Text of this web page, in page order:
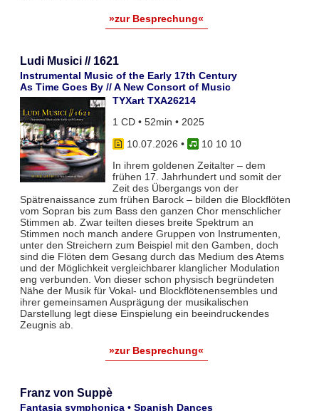
»zur Besprechung«
Ludi Musici // 1621
Instrumental Music of the Early 17th Century
As Time Goes By // A New Consort of Music
TYXart TXA26214
1 CD • 52min • 2025
10.07.2026 •
10 10 10
In ihrem goldenen Zeitalter – dem
frühen 17. Jahrhundert und somit der
Zeit des Übergangs von der
Spätrenaissance zum frühen Barock – bilden die Blockflöten
vom Sopran bis zum Bass den ganzen Chor menschlicher
Stimmen ab. Zwar teil­ten dieses breite Spektrum an
Stimmen noch manch andere Gruppen von Instrumenten,
unter den Streichern zum Bei­spiel mit den Gamben, doch
sind die Flöten dem Gesang durch das Medium des Atems
und der Möglichkeit vergleich­barer klanglicher Modulation
eng verbunden. Von dieser schon physisch begründeten
Nähe der Musik für Vokal- und Blockflö­tenensembles und
ihrer gemeinsamen Ausprägung der musikalischen
Darstellung legt diese Einspielung ein beeindruckendes
Zeugnis ab.
»zur Besprechung«
Franz von Suppè
Fantasia symphonica • Spanish Dances